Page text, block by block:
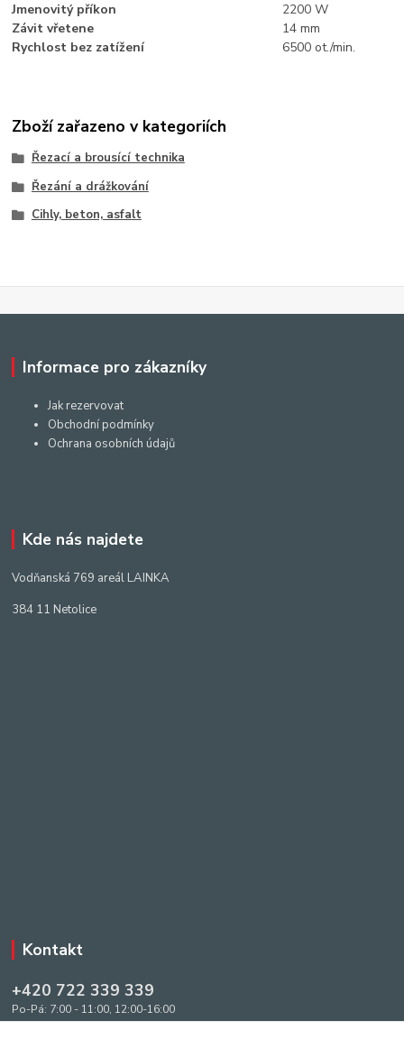
Jmenovitý příkon
2200 W
Závit vřetene
14 mm
Rychlost bez zatížení
6500 ot./min.
Zboží zařazeno v kategoriích
Řezací a brousící technika
Řezání a drážkování
Cihly, beton, asfalt
Informace pro zákazníky
Jak rezervovat
Obchodní podmínky
Ochrana osobních údajů
Kde nás najdete
Vodňanská 769 areál LAINKA
384 11 Netolice
Kontakt
+420 722 339 339
Po-Pá: 7:00 - 11:00, 12:00-16:00